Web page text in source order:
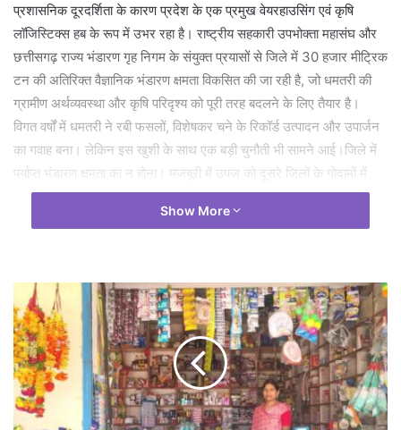
प्रशासनिक दूरदर्शिता के कारण प्रदेश के एक प्रमुख वेयरहाउसिंग एवं कृषि
लॉजिस्टिक्स हब के रूप में उभर रहा है। राष्ट्रीय सहकारी उपभोक्ता महासंघ और
छत्तीसगढ़ राज्य भंडारण गृह निगम के संयुक्त प्रयासों से जिले में 30 हजार मीट्रिक
टन की अतिरिक्त वैज्ञानिक भंडारण क्षमता विकसित की जा रही है, जो धमतरी की
ग्रामीण अर्थव्यवस्था और कृषि परिदृश्य को पूरी तरह बदलने के लिए तैयार है।
विगत वर्षों में धमतरी ने रबी फसलों, विशेषकर चने के रिकॉर्ड उत्पादन और उपार्जन
का गवाह बना। लेकिन इस खुशी के साथ एक बड़ी चुनौती भी सामने आई।जिले में
पर्याप्त भंडारण क्षमता का न होना। मजबूरी में उपज को दूसरे जिलों के गोदामों में
भेजना पड़ा, जिससे न केवल परिवहन का खर्च बढ़ा, बल्कि प्रशासनिक और
सहकारी संस्थाओं पर भी भारी दबाव पड़ा। इसी चुनौती को अवसर में बदलते हुए
विश्व की सबसे बड़ी अनाज भंडारण योजना का मिला संबल
केंद्र सरकार की महत्वाकांक्षी विश्व की सबसे बड़ी अनाज भंडारण योजना धमतरी के
लिए वरदान साबित हो रही है। इसके तहत जिले की चार प्राथमिक कृषि साख
सहकारी समितियों (पैक्स) का चयन किया गया है। जिसमे अंवरी, कोसमर्रा,
पोटियाडीह-आमदी और कोलियारी शामिल है। इन चारों समितियों में 2,500-
2,500 मीट्रिक टन क्षमता के आधुनिक गोदामों का निर्माण युद्ध स्तर पर जारी है।
Show More